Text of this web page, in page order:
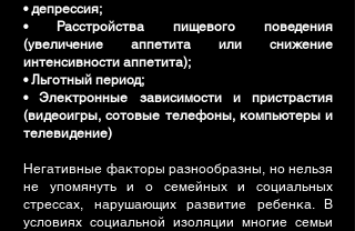
• депрессия;
• Расстройства пищевого поведения
(увеличение аппетита или снижение
интенсивности аппетита);
• Льготный период;
• Электронные зависимости и пристрастия
(видеоигры, сотовые телефоны, компьютеры и
телевидение)
Негативные факторы разнообразны, но нельзя
не упомянуть и о семейных и социальных
стрессах, нарушающих развитие ребенка. В
условиях социальной изоляции многие семьи